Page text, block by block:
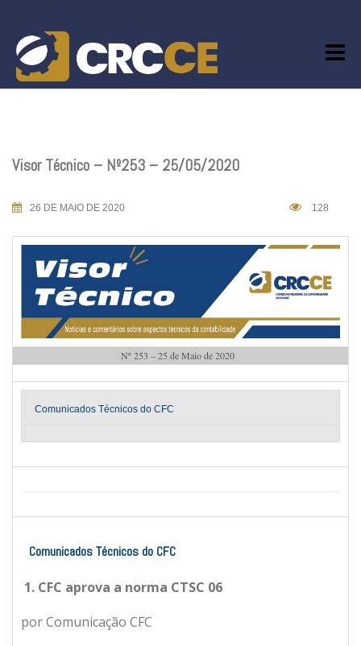
content
Visor Técnico – Nº253 – 25/05/2020
26 DE MAIO DE 2020 128
Nº 253 – 25 de Maio de 2020
Comunicados Técnicos do CFC
Comunicados Técnicos do CFC
1. CFC aprova a norma CTSC 06
por Comunicação CFC